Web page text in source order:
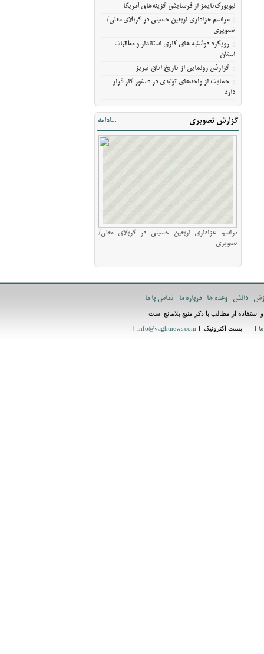
نیویورک‌تایمز از فرسایش گزینه‌های آمریکا
مراسم عزاداری اربعین حسینی در کربلای معلی/
تصویری
رویکرد دوشنبه های کاری استاندار و مطالبات
استان
گزارش رونمایی از تاریخ اتاق تبریز
حمایت از واحدهای تولیدی در دستور کار قرار
دارد
گزارش تصویری ...ادامه
مراسم عزاداری اربعین حسینی در کربلای معلی/
تصویری
دانش وعده ها درباره ما تماس با ما
از مطالب با ذکر منبع بلامانع است
] پست اکترونیک: [ info@vaghtnews.com
]